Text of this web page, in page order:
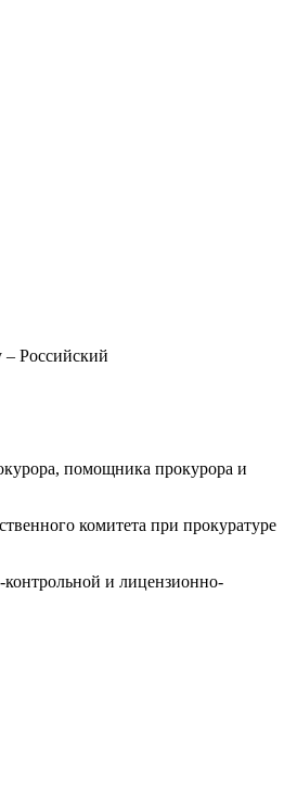
– Российский
помощника прокурора и
комитета при прокуратуре
контрольной и лицензионно-